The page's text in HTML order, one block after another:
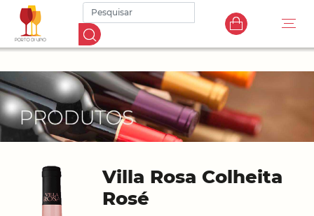
Villa Rosa Colheita
Rosé